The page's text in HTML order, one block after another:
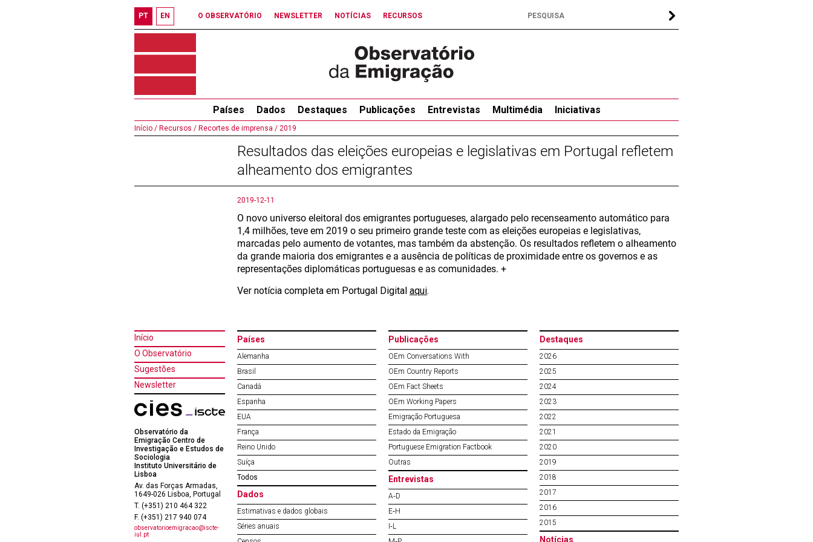
PT EN O OBSERVATÓRIO NEWSLETTER NOTÍCIAS RECURSOS
Países Dados Destaques Publicações Entrevistas Multimédia Iniciativas
Início / Recursos / Recortes de imprensa / 2019
Resultados das eleições europeias e legislativas em Portugal refletem
alheamento dos emigrantes
2019-12-11
O novo universo eleitoral dos emigrantes portugueses, alargado pelo recenseamento automático para
1,4 milhões, teve em 2019 o seu primeiro grande teste com as eleições europeias e legislativas,
marcadas pelo aumento de votantes, mas também da abstenção. Os resultados refletem o alheamento
da grande maioria dos emigrantes e a ausência de políticas de proximidade entre os governos e as
representações diplomáticas portuguesas e as comunidades. +
Ver notícia completa em Portugal Digital aqui.
Início
O Observatório
Sugestões
Newsletter
Observatório da
Emigração Centro de
Investigação e Estudos de
Sociologia
Instituto Universitário de
Lisboa
Av. das Forças Armadas,
1649-026 Lisboa, Portugal
T. (+351) 210 464 322
F. (+351) 217 940 074
observatorioemigracao@iscte-
iul.pt
Países
Alemanha
Brasil
Canadá
Espanha
EUA
França
Reino Unido
Suíça
Todos
Dados
Estimativas e dados globais
Séries anuais
Publicações
OEm Conversations With
OEm Country Reports
OEm Fact Sheets
OEm Working Papers
Emigração Portuguesa
Estado da Emigração
Portuguese Emigration Factbook
Outras
Entrevistas
A‐D
E‐H
I‐L
Destaques
2026
2025
2024
2023
2022
2021
2020
2019
2018
2017
2016
2015
Notícias